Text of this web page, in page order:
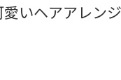
いヘアアレン